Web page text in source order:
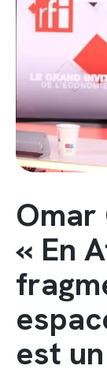
Omar
« En
est